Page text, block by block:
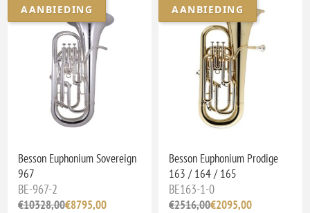
AANBIEDING
Besson Euphonium Sovereign
967
BE-967-2
€10328,00€8795,00
AANBIEDING
Besson Euphonium Prodige
163 / 164 / 165
BE163-1-0
€2516,00€2095,00